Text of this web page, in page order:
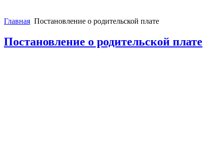
Главная Постановление о родительской плате
Постановление о родительской плате